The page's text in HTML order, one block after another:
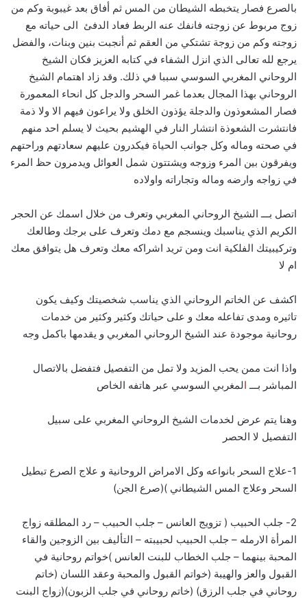
بالصرع فصار يتخبطه الشيطان من المس ثم أفاق بعد غيبوبة وكم من
زوج مربوط عن زوجته فانفك عنه الربط فعاد الدفئ الى حياته مع
زوجته وكم من زوجة تشتكي من العقم ثم أنجبت بنين وبنات، والفضل
يرجع لله تعالى الذي انزل الشفاء في كتابه العزيز فكان الشيخ
الروحاني المغربي السوسي سببا في ذلك. وقد زاد اهتمام الشيخ
الروحاني بهذا المجال بعدما غمر السحر والدجل كل انحاء المعمورة
فصار المشعوذون والدجلة يؤذون الخلق ولا يراعون فيهم الا ولا ذمة
فانتشرت الشعوذة انتشار النار في الهشيم بحيث لا يسلم احد منهم
في صحته وماله وكل جوانب الحياة فيكدرون عليهم سعادتهم وراحتهم
ويفرقون بين المرء وزوجه ويشتتون شمل العوائل ويدمرون حظ المرء
في زواجه وارضه وماله وتجاراته واولاده
اتصل بـــ الشيخ الروحاني المغربي وتعرف من خلال اسمك عن الحجر
الكريم الذي يناسبك وينسجم مع دمك وتعرف على برجك وطالعك
وتركيبيتك الفلكية انت ومن تريد اشراكه معك وتعرف هل يتوافق معك
ام لا
اكشف عن الخاتم الروحاني الذي يناسب شخصيتك وكيف يكون
تاثيره ومدى تفاعله معك و على حياتك وكثير وكثير من خدمات
روحانية موجودة عند الشيخ الروحاني المغربي و يقدمها باكمل وجه
واذا انت ممن يحب المزيد ولا تمل من التفصيل فتفضل بالاتصال
المباشر بـــ المغربي السوسي عبر هاتفه الخاص
وهنا يتم عرض لخدمات الشيخ الروحاني المغربي على سبيل
التفصيل لا الحصر
1-علاج السحر بانواعه وكل الامراض الروحانية و علاج الصرع تبطيل
السحر وعلاج المس الشيطاني )(صرع الجن)
2- جلب الحبيب ( تزويج العانس – جلب الحبيب – رد المطلقه زواج
المرأة الارمله – جلب الحبيب لحبيبته – التأليف بين الزوجين والقاء
المحبة بينهما – جلب الخطاب للبنت العانس )خواتم روحانية في
القبول والعز والهيبة (خواتم القبول والمحبة وعقد اللسان (خاتم
روحاني في جلب الرزق) (خاتم روحاني في جلب الزبون)(زواج البنت